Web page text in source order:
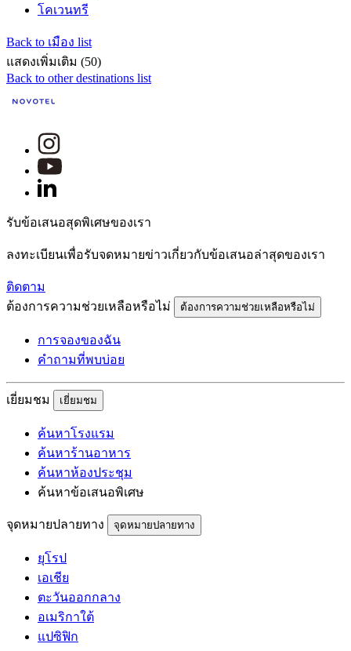
โคเวนทรี
Back to เมือง list
แสดงเพิ่มเติม (50)
Back to other destinations list
รับข้อเสนอสุดพิเศษของเรา
ลงทะเบียนเพื่อรับจดหมายข่าวเกี่ยวกับข้อเสนอล่าสุดของเรา
ติดตาม
ต้องการความช่วยเหลือหรือไม่
ต้องการความช่วยเหลือหรือไม่
การจองของฉัน
คำถามที่พบบ่อย
เยี่ยมชม เยี่ยมชม
ค้นหาโรงแรม
ค้นหาร้านอาหาร
ค้นหาห้องประชุม
ค้นหาข้อเสนอพิเศษ
จุดหมายปลายทาง จุดหมายปลายทาง
ยุโรป
เอเชีย
ตะวันออกกลาง
อเมริกาใต้
แปซิฟิก